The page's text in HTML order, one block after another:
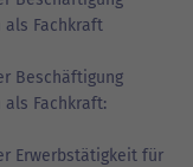
Fachkraft
Beschäftigung
Fachkraft:
Erwerbstätigkeit für